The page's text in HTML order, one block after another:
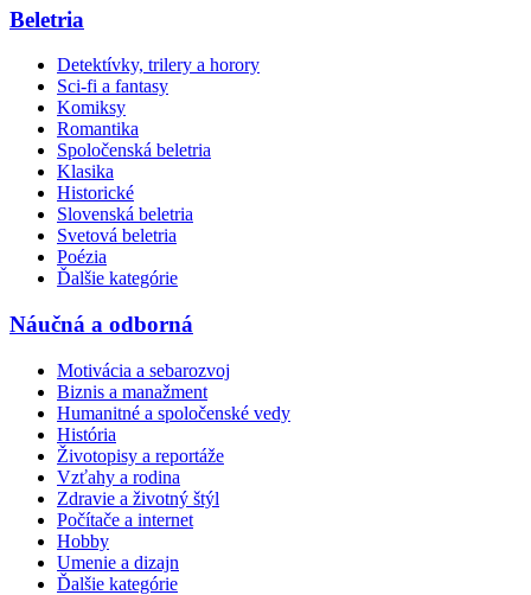
Beletria
Detektívky, trilery a horory
Sci-fi a fantasy
Komiksy
Romantika
Spoločenská beletria
Klasika
Historické
Slovenská beletria
Svetová beletria
Poézia
Ďalšie kategórie
Náučná a odborná
Motivácia a sebarozvoj
Biznis a manažment
Humanitné a spoločenské vedy
História
Životopisy a reportáže
Vzťahy a rodina
Zdravie a životný štýl
Počítače a internet
Hobby
Umenie a dizajn
Ďalšie kategórie